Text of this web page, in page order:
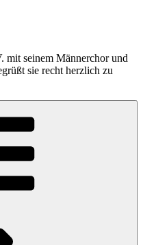
mit seinem Männerchor und
sie recht herzlich zu